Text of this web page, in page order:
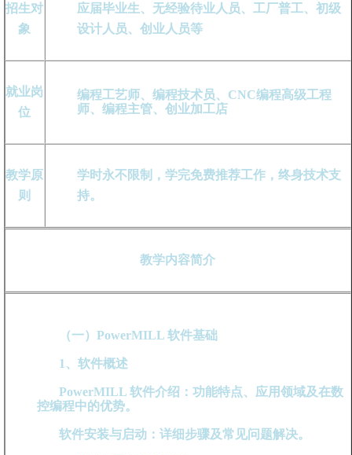
招生对
象
应届毕业生、无经验待业人员、工厂普工、初级
设计人员、创业人员等
就业岗
位
编程工艺师、编程技术员、CNC编程高级工程
师、编程主管、创业加工店
教学原
则
学时永不限制，学完免费推荐工作，终身技术支
持。
教学内容简介
（一）PowerMILL 软件基础
1、软件概述
PowerMILL 软件介绍：功能特点、应用领域及在数
控编程中的优势。
软件安装与启动：详细步骤及常见问题解决。